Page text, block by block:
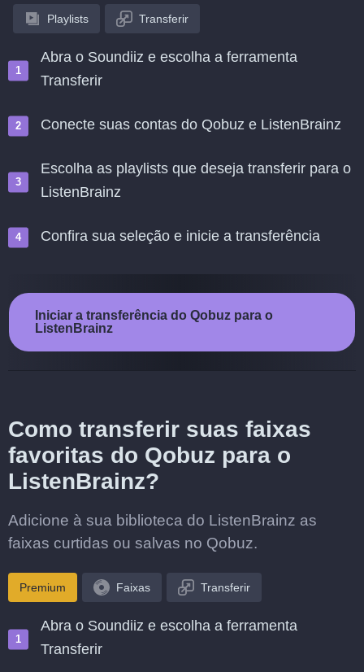
Playlists Transferir
Abra o Soundiiz e escolha a ferramenta
Transferir
Conecte suas contas do Qobuz e ListenBrainz
Escolha as playlists que deseja transferir para o
ListenBrainz
Confira sua seleção e inicie a transferência
Iniciar a transferência do Qobuz para o
ListenBrainz
Como transferir suas faixas
favoritas do Qobuz para o
ListenBrainz?
Adicione à sua biblioteca do ListenBrainz as
faixas curtidas ou salvas no Qobuz.
Premium Faixas Transferir
Abra o Soundiiz e escolha a ferramenta
Transferir